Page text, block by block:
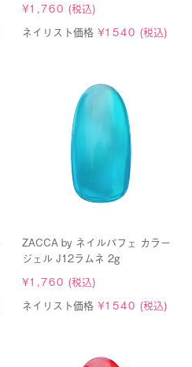
¥1,760 (税込)
ネイリスト価格 ¥1540 (税込)
ZACCA by ネイルパフェ カラー
ジェル J12ラムネ 2g
¥1,760 (税込)
ネイリスト価格 ¥1540 (税込)